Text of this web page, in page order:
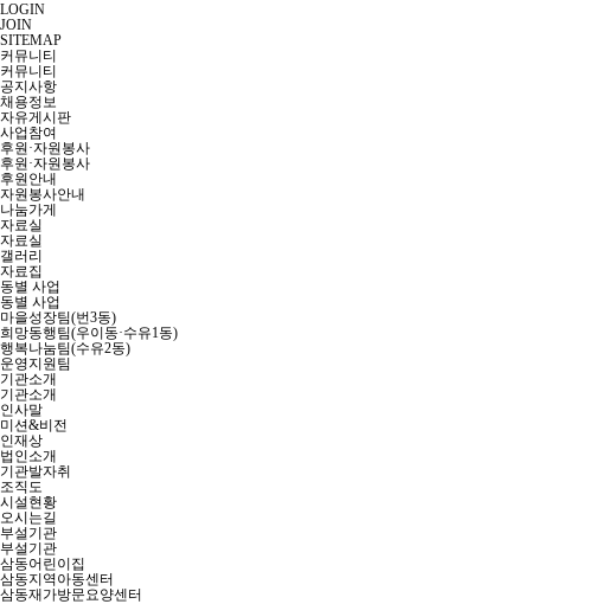
LOGIN
JOIN
SITEMAP
커뮤니티
커뮤니티
공지사항
채용정보
자유게시판
사업참여
후원·자원봉사
후원·자원봉사
후원안내
자원봉사안내
나눔가게
자료실
자료실
갤러리
자료집
동별 사업
동별 사업
마을성장팀(번3동)
희망동행팀(우이동·수유1동)
행복나눔팀(수유2동)
운영지원팀
기관소개
기관소개
인사말
미션&비전
인재상
법인소개
기관발자취
조직도
시설현황
오시는길
부설기관
부설기관
삼동어린이집
삼동지역아동센터
삼동재가방문요양센터